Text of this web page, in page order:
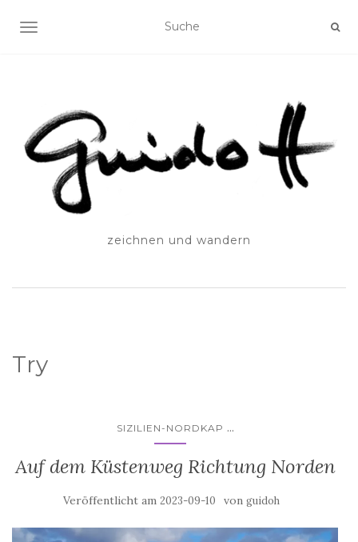
SCHALTE NAVIGATION
zeichnen und wandern
Try
SIZILIEN-NORDKAP ...
Auf dem Küstenweg Richtung Norden
Veröffentlicht am 2023-09-10 von guidoh